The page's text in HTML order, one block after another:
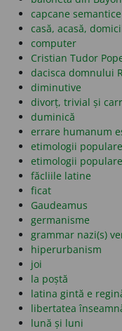
capcane semantice
casă, acasă,
computer
Cristian Tudor
dacisca domnului
diminutive
divorț, trivial și
duminică
errare humanum
etimologii
etimologii
făcliile latine
ficat
Gaudeamus
germanisme
grammar nazi(s)
hiperurbanism
joi
la poștă
latina gintă e
libertatea
lună și luni